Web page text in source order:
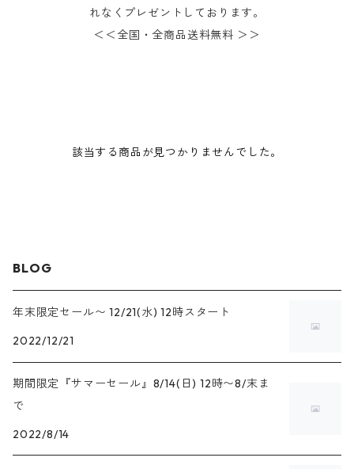
れなくプレゼントしております。
＜＜全国・全商品送料無料 ＞＞
該当する商品が見つかりませんでした。
BLOG
年末限定セール〜 12/21(水) 12時スタート
2022/12/21
期間限定『サマーセール』8/14(日) 12時〜8/末ま
で
2022/8/14